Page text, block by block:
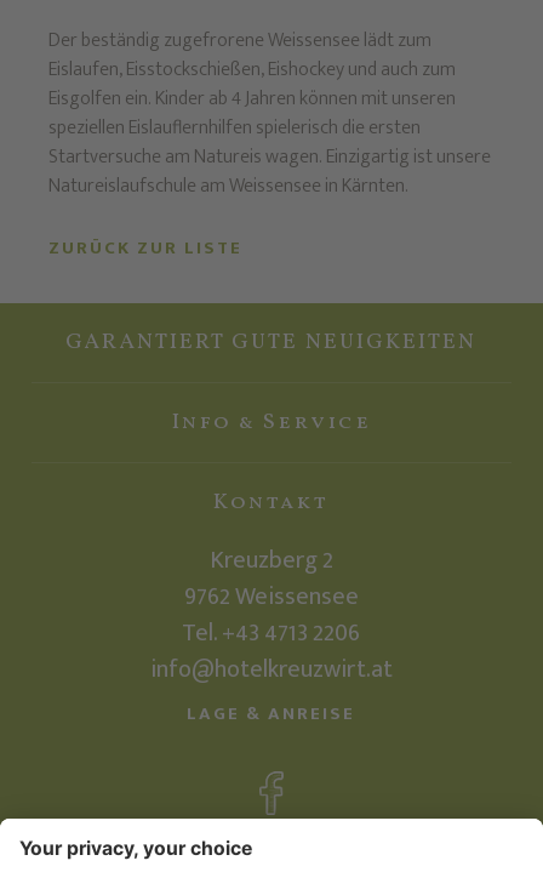
Der beständig zugefrorene Weissensee lädt zum
Eislaufen, Eisstockschießen, Eishockey und auch zum
Eisgolfen ein. Kinder ab 4 Jahren können mit unseren
speziellen Eislauflernhilfen spielerisch die ersten
Startversuche am Natureis wagen. Einzigartig ist unsere
Natureislaufschule am Weissensee in Kärnten.
ZURÜCK ZUR LISTE
GARANTIERT GUTE NEUIGKEITEN
Info & Service
Kontakt
Kreuzberg 2
9762Weissensee
Tel.+43 4713 2206
info@hotelkreuzwirt.at
LAGE & ANREISE